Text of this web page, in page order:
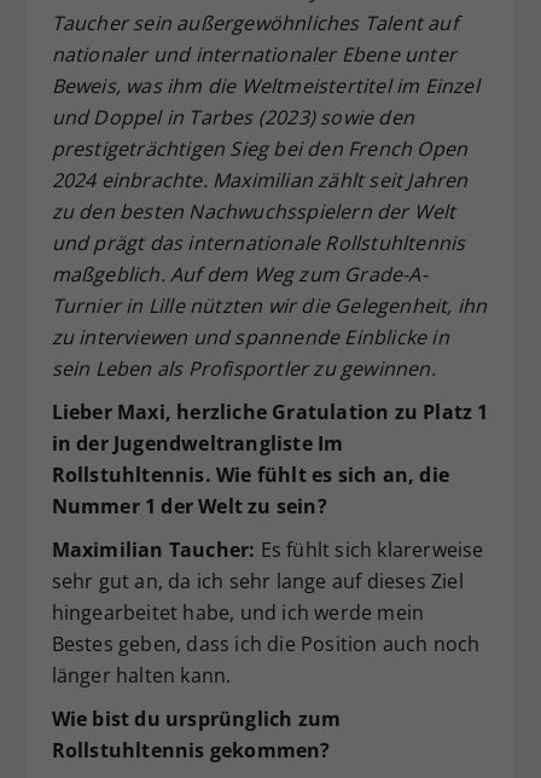
Taucher sein außergewöhnliches Talent auf
nationaler und internationaler Ebene unter
Beweis, was ihm die Weltmeistertitel im Einzel
und Doppel in Tarbes (2023) sowie den
prestigeträchtigen Sieg bei den French Open
2024 einbrachte. Maximilian zählt seit Jahren
zu den besten Nachwuchsspielern der Welt
und prägt das internationale Rollstuhltennis
maßgeblich. Auf dem Weg zum Grade-A-
Turnier in Lille nützten wir die Gelegenheit, ihn
zu interviewen und spannende Einblicke in
sein Leben als Profisportler zu gewinnen.
Lieber Maxi, herzliche Gratulation zu Platz 1
in der Jugendweltrangliste Im
Rollstuhltennis. Wie fühlt es sich an, die
Nummer 1 der Welt zu sein?
Maximilian Taucher: Es fühlt sich klarerweise
sehr gut an, da ich sehr lange auf dieses Ziel
hingearbeitet habe, und ich werde mein
Bestes geben, dass ich die Position auch noch
länger halten kann.
Wie bist du ursprünglich zum
Rollstuhltennis gekommen?
Zweck
Dieser Wert speichert Ihre Consent-
Einstellungen. Unter anderem eine
zufällig generierte ID, für die
historische Speicherung Ihrer
vorgenommen Einstellungen, falls der
Webseiten-Betreiber dies eingestellt
hat.